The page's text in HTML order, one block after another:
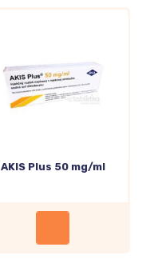
AKIS Plus 50 mg/ml